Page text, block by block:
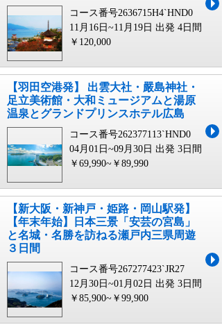
コース番号2636715H4`HND0
11月16日~11月19日 出発 4日間
￥120,000
【羽田空港発】 出雲大社・嚴島神社・
足立美術館・大和ミュージアムと湯原
温泉とグランドプリンスホテル広島
コース番号262377113`HND0
04月01日~09月30日 出発 3日間
￥69,990~￥89,990
【新大阪・新神戸・姫路・岡山駅発】
【年末年始】日本三景「安芸の宮島」
と名城・名勝を訪ねる瀬戸内三県周遊
３日間
コース番号267277423`JR27
12月30日~01月02日 出発 3日間
￥85,900~￥99,900